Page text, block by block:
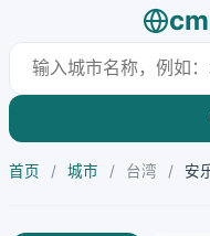
首页 / 城市 / 台湾 / 安